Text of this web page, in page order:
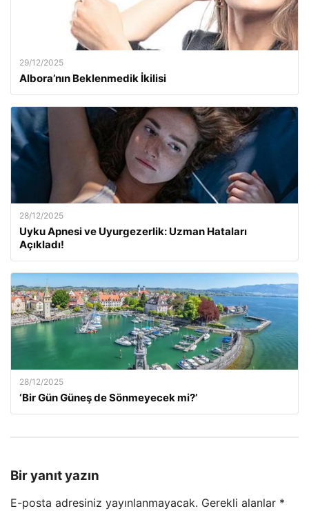
29/12/2025
Albora’nın Beklenmedik İkilisi
28/12/2025
Uyku Apnesi ve Uyurgezerlik: Uzman Hataları
Açıkladı!
28/12/2025
‘Bir Gün Güneş de Sönmeyecek mi?’
Bir yanıt yazın
E-posta adresiniz yayınlanmayacak. Gerekli alanlar *